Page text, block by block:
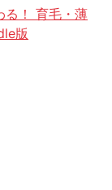
る！ 育毛・薄
版